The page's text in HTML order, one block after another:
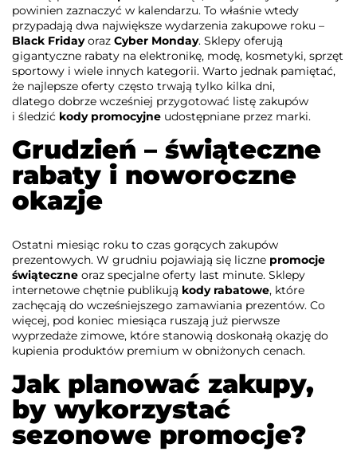
powinien zaznaczyć w kalendarzu. To właśnie wtedy
przypadają dwa największe wydarzenia zakupowe roku –
Black Fridayoraz Cyber Monday. Sklepy oferują
gigantyczne rabaty na elektronikę, modę, kosmetyki, sprzęt
sportowy i wiele innych kategorii. Warto jednak pamiętać,
że najlepsze oferty często trwają tylko kilka dni,
dlatego dobrze wcześniej przygotować listę zakupów
i śledzić kody promocyjne udostępniane przez marki.
Grudzień – świąteczne
rabaty i noworoczne
okazje
Ostatni miesiąc roku to czas gorących zakupów
prezentowych. W grudniu pojawiają się liczne promocje
świąteczne oraz specjalne oferty last minute. Sklepy
internetowe chętnie publikują kody rabatowe, które
zachęcają do wcześniejszego zamawiania prezentów. Co
więcej, pod koniec miesiąca ruszają już pierwsze
wyprzedaże zimowe, które stanowią doskonałą okazję do
kupienia produktów premium w obniżonych cenach.
Jak planować zakupy,
by wykorzystać
sezonowe promocje?